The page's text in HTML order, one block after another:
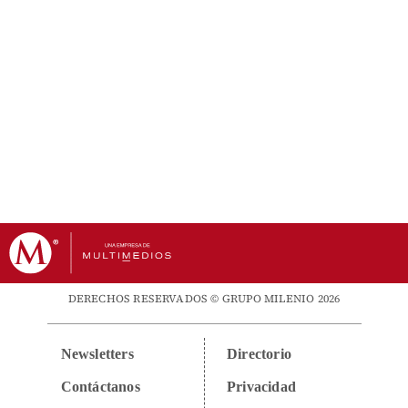
DERECHOS RESERVADOS © GRUPO MILENIO 2026
Newsletters
Contáctanos
Directorio
Privacidad